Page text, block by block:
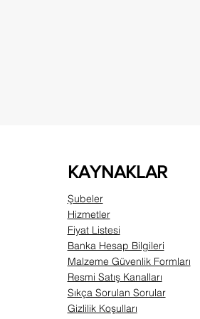
KAYNAKLAR
Şubeler
Hizmetler
Fiyat Listesi
Banka Hesap Bilgileri
Malzeme Güvenlik Formları
Resmi Satış Kanalları
Sıkça Sorulan Sorular
Gizlilik Koşulları